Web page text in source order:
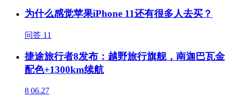
为什么感觉苹果iPhone 11还有很多人去买？
问答 11
捷途旅行者8发布：越野旅行旗舰，南迦巴瓦金
配色+1300km续航
8 06.27